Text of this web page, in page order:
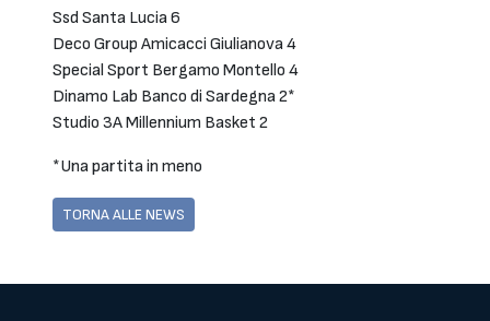
Ssd Santa Lucia 6
Deco Group Amicacci Giulianova 4
Special Sport Bergamo Montello 4
Dinamo Lab Banco di Sardegna 2*
Studio 3A Millennium Basket 2
*Una partita in meno
TORNA ALLE NEWS